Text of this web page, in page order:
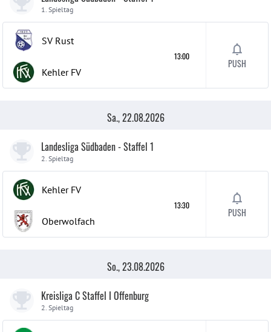
1. Spieltag
SV Rust
Kehler FV
13:00
PUSH
Sa., 22.08.2026
Landesliga Südbaden - Staffel 1
2. Spieltag
Kehler FV
Oberwolfach
13:30
PUSH
So., 23.08.2026
Kreisliga C Staffel I Offenburg
2. Spieltag